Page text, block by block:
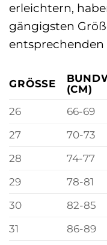
erleichtern,
gängigsten
GRÖSSE
(CM)
26
66-69
27
70-73
28
74-77
29
78-81
30
82-85
31
86-89